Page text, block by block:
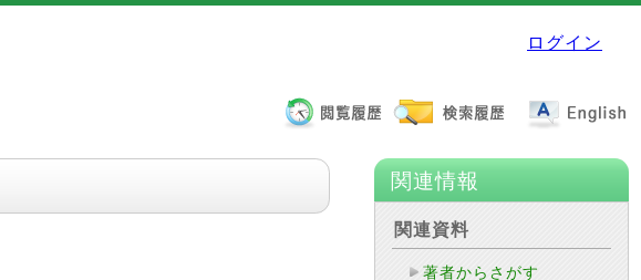
ログイン
関連情報
関連資料
著者からさがす